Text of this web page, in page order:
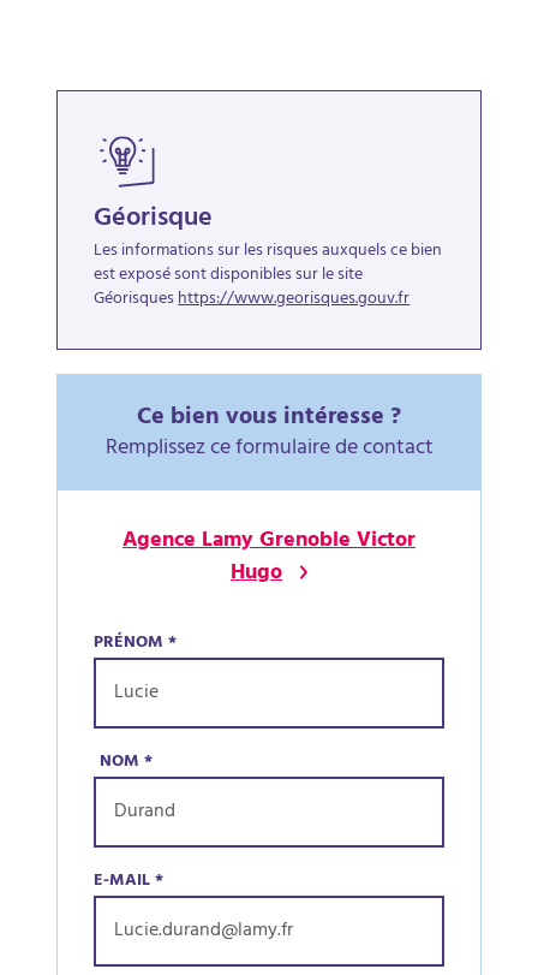
Géorisque
Les informations sur les risques auxquels ce bien
est exposé sont disponibles sur le site
Géorisqueshttps://www.georisques.gouv.fr
Ce bien vous intéresse ?
Remplissez ce formulaire de contact
Agence Lamy Grenoble Victor
Hugo
PRÉNOM*
NOM*
E-MAIL*